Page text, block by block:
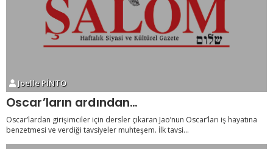
Joelle PİNTO
Oscar’ların ardından…
Oscar’lardan girişimciler için dersler çıkaran Jao’nun Oscar’ları iş hayatına
benzetmesi ve verdiği tavsiyeler muhteşem. İlk tavsi...